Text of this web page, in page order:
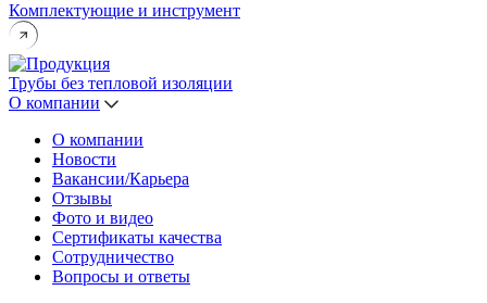
Комплектующие и инструмент
Трубы без тепловой изоляции
О компании
О компании
Новости
Вакансии/Карьера
Отзывы
Фото и видео
Сертификаты качества
Сотрудничество
Вопросы и ответы